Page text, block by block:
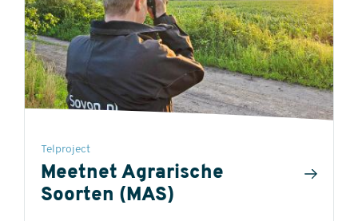
stars
Telproject
Meetnet Agrarische
Soorten (MAS)